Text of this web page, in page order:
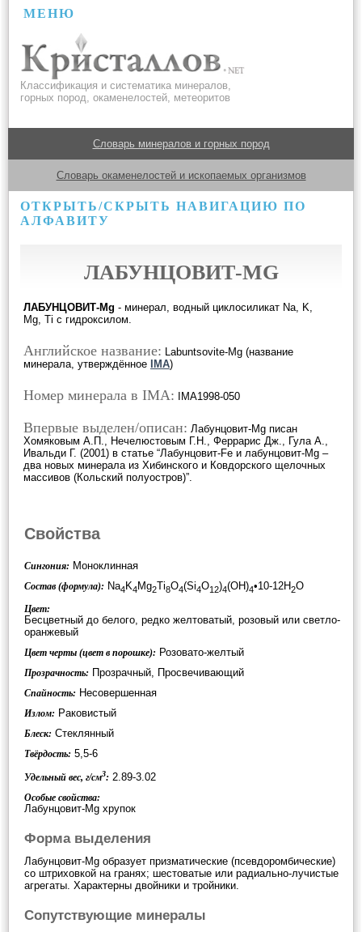
МЕНЮ
Классификация и систематика минералов,
горных пород, окаменелостей, метеоритов
Словарь минералов и горных пород
Словарь окаменелостей и ископаемых организмов
ОТКРЫТЬ/СКРЫТЬ НАВИГАЦИЮ ПО
АЛФАВИТУ
ЛАБУНЦОВИТ-MG
ЛАБУНЦОВИТ-Mg - минерал, водный циклосиликат Na, K,
Mg, Ti с гидроксилом.
Английское название: Labuntsovite-Mg (название
минерала, утверждённое
IMA)
Номер минерала в IMA: IMA1998-050
Впервые выделен/описан: Лабунцовит-Mg писан
Хомяковым А.П., Нечелюстовым Г.Н., Феррарис Дж., Гула А.,
Ивальди Г. (2001) в статье “Лабунцовит-Fe и лабунцовит-Mg –
два новых минерала из Хибинского и Ковдорского щелочных
массивов (Кольский полуостров)”.
Свойства
Сингония: Моноклинная
Состав (формула): Na4K4Mg2Ti8O4(Si4O12)4(OH)4•10-12H2O
Цвет:
Бесцветный до белого, редко желтоватый, розовый или светло-
оранжевый
Цвет черты (цвет в порошке): Розовато-желтый
Прозрачность: Прозрачный, Просвечивающий
Спайность: Несовершенная
Излом: Раковистый
Блеск: Стеклянный
Твёрдость: 5,5-6
Удельный вес, г/см3: 2.89-3.02
Особые свойства:
Лабунцовит-Mg хрупок
Форма выделения
Лабунцовит-Mg образует призматические (псевдоромбические)
со штриховкой на гранях; шестоватые или радиально-лучистые
агрегаты. Характерны двойники и тройники.
Сопутствующие минералы